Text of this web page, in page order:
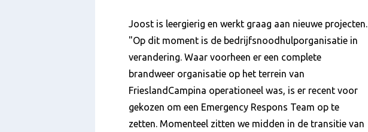
Joost is leergierig en werkt graag aan nieuwe projecten.
"Op dit moment is de bedrijfsnoodhulporganisatie in
verandering. Waar voorheen er een complete
brandweer organisatie op het terrein van
FrieslandCampina operationeel was, is er recent voor
gekozen om een Emergency Respons Team op te
zetten. Momenteel zitten we midden in de transitie van